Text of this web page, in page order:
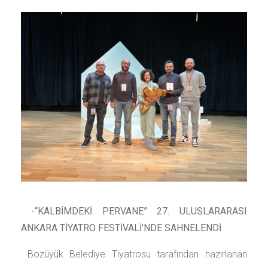
-“KALBİMDEKİ PERVANE” 27. ULUSLARARASI
ANKARA TİYATRO FESTİVALİ’NDE SAHNELENDİ
Bozüyük Belediye Tiyatrosu tarafından hazırlanan